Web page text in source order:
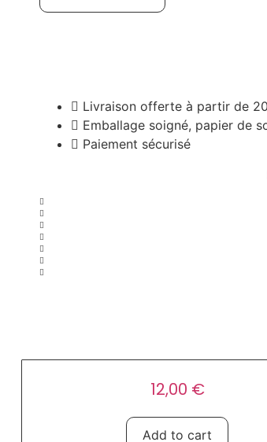
Livraison offerte à partir de
Emballage soigné, papier de
Paiement sécurisé
12,00 €
Add to cart